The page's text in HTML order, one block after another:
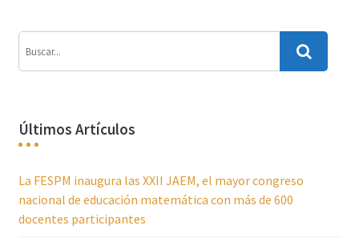
Últimos Artículos
La FESPM inaugura las XXII JAEM, el mayor congreso
nacional de educación matemática con más de 600
docentes participantes